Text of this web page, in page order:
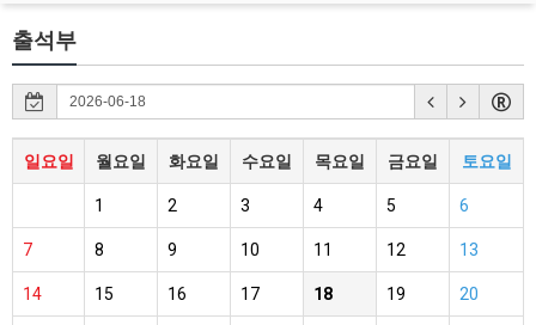
출석부
일요일 월요일 화요일 수요일 목요일 금요일 토요일
1 2 3 4 5 6
7 8 9 10 11 12 13
14 15 16 17 18 19 20